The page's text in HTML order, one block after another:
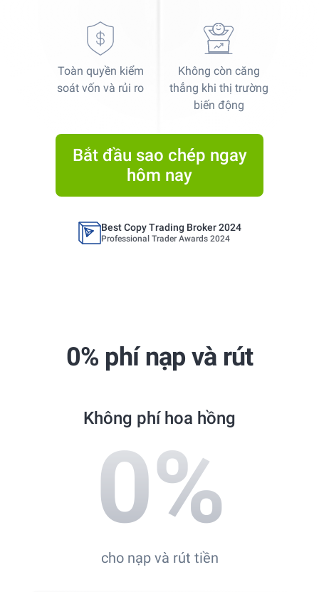
Toàn quyền kiểm
soát vốn và rủi ro
Không còn căng
thẳng khi thị trường
biến động
Bắt đầu sao chép ngay
hôm nay
Best Copy Trading Platform
Global Brands Magazine Awards 2023
Best Copy Trading Broker 2024
Best Copy Trading Platform
Global Brands Magazine Awards 2023
Best Copy Trading Platform
0% phí nạp và rút
Không phí hoa hồng
0%
cho nạp và rút tiền